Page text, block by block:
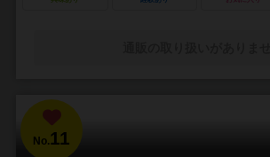
No.11